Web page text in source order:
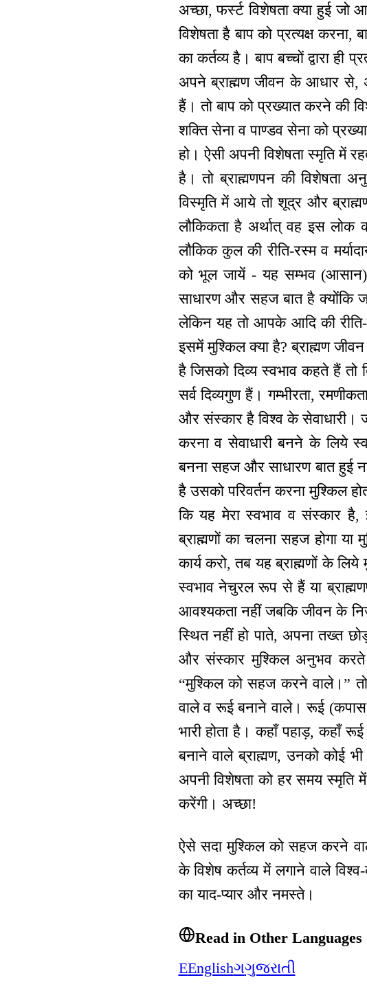
अच्छा, फर्स्ट विशेषता क्या हुई जो
विशेषता है बाप को प्रत्यक्ष
का कर्तव्य है। बाप बच्चों द्वारा ही
अपने ब्राह्मण जीवन के आधार से,
हैं। तो बाप को प्रख्यात करने की
शक्ति सेना व पाण्डव सेना को
हो। ऐसी अपनी विशेषता स्मृति में
है। तो ब्राह्मणपन की विशेषता
विस्मृति में आये तो शूद्र और
लौकिकता है अर्थात् वह इस लोक
लौकिक कुल की रीति-रस्म व
को भूल जायें - यह सम्भव (आसान)
साधारण और सहज बात है क्योंकि
लेकिन यह तो आपके आदि की
इसमें मुश्किल क्या है? ब्राह्मण
है जिसको दिव्य स्वभाव कहते हैं तो
सर्व दिव्यगुण हैं। गम्भीरता,
और संस्कार है विश्व के सेवाधारी।
करना व सेवाधारी बनने के लिये
बनना सहज और साधारण बात हुई
है उसको परिवर्तन करना मुश्किल
कि यह मेरा स्वभाव व संस्कार
ब्राह्मणों का चलना सहज होगा या
कार्य करो, तब यह ब्राह्मणों के
स्वभाव नेचुरल रूप से हैं या
आवश्यकता नहीं जबकि जीवन के
स्थित नहीं हो पाते, अपना तख्त
और संस्कार मुश्किल अनुभव करते
“मुश्किल को सहज करने वाले।”
वाले व रूई बनाने वाले। रूई
भारी होता है। कहाँ पहाड़, कहाँ
बनाने वाले ब्राह्मण, उनको कोई
अपनी विशेषता को हर समय स्मृति
करेंगी। अच्छा!
ऐसे सदा मुश्किल को सहज करने
के विशेष कर्तव्य में लगाने वाले
का याद-प्यार और नमस्ते।
Read in Other Languages
EEnglishગગુજરાતી